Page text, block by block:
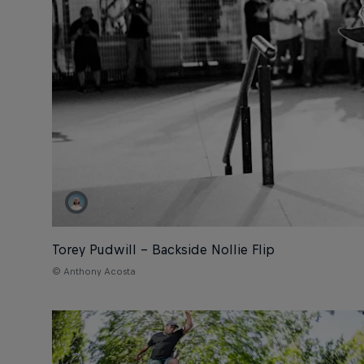
Torey Pudwill – Backside Nollie Flip
© Anthony Acosta